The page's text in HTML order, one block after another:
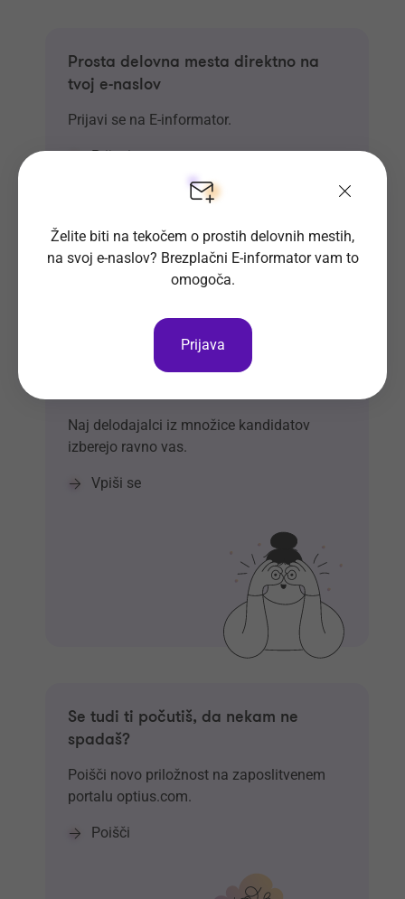
Prosta delovna mesta direktno na
tvoj e-naslov
Prijavi se na E-informator.
Prijavi se
Naj delodajalci iz množice kandidatov
izberejo ravno vas.
Vpiši se
Se tudi ti počutiš, da nekam ne
spadaš?
Poišči novo priložnost na zaposlitvenem
portalu optius.com.
Poišči
Želite biti na tekočem o prostih delovnih mestih,
na svoj e-naslov? Brezplačni E-informator vam to
omogoča.
Prijava